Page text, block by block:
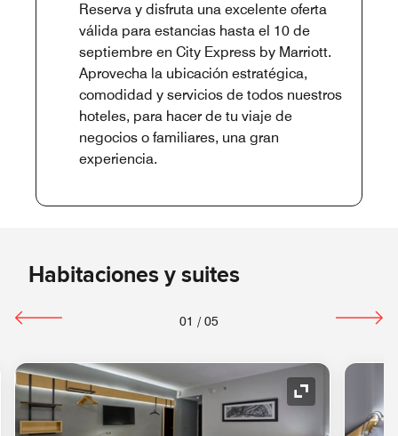
Reserva y disfruta una excelente oferta
válida para estancias hasta el 10 de
septiembre en City Express by Marriott.
Aprovecha la ubicación estratégica,
comodidad y servicios de todos nuestros
hoteles, para hacer de tu viaje de
negocios o familiares, una gran
experiencia.
Habitaciones y suites
01 / 05
de expansión Icono de